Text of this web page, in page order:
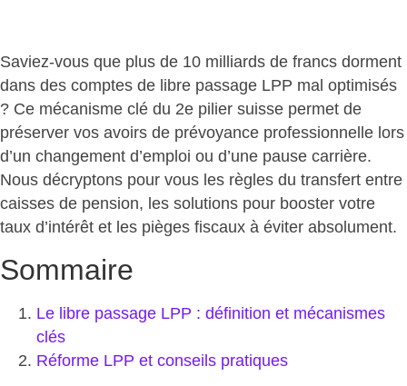
Saviez-vous que plus de 10 milliards de francs dorment
dans des comptes de libre passage LPP mal optimisés
? Ce mécanisme clé du 2e pilier suisse permet de
préserver vos avoirs de prévoyance professionnelle lors
d’un changement d’emploi ou d’une pause carrière.
Nous décryptons pour vous les règles du transfert entre
caisses de pension, les solutions pour booster votre
taux d’intérêt et les pièges fiscaux à éviter absolument.
Sommaire
Le libre passage LPP : définition et mécanismes
clés
Réforme LPP et conseils pratiques